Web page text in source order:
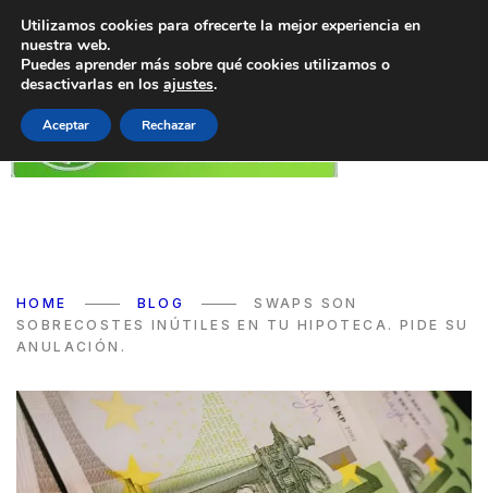
HOME BLOG
SWAPS SON
SOBRECOSTES INÚTILES EN TU HIPOTECA. PIDE SU
ANULACIÓN.
Utilizamos cookies para ofrecerte la mejor experiencia en
nuestra web.
Puedes aprender más sobre qué cookies utilizamos o
desactivarlas en los ajustes.
Aceptar Rechazar